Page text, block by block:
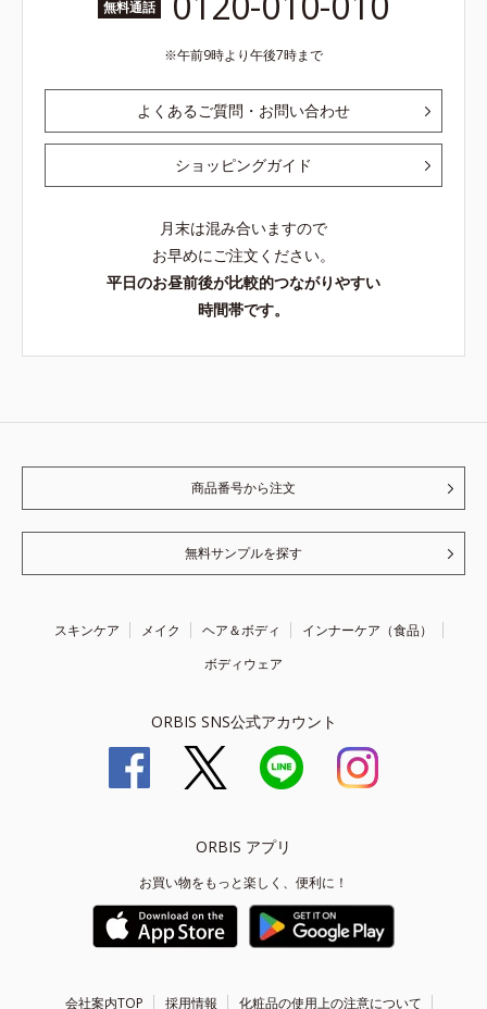
無料通話
午前9時より午後7時まで
よくあるご質問・お問い合わせ
ショッピングガイド
月末は混み合いますので
お早めにご注文ください。
平日のお昼前後が比較的つながりやすい
時間帯です。
商品番号から注文
無料サンプルを探す
スキンケア メイク ヘア＆ボディ
インナーケア（食品）
ボディウェア
ORBIS SNS公式アカウント
ORBIS アプリ
お買い物をもっと楽しく、便利に！
会社案内TOP 採用情報 化粧品の使用上の注意について